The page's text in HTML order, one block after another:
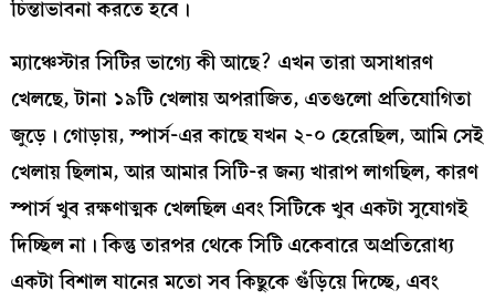
চিন্তাভাবনা করতে হবে।
ম্যাঞ্চেস্টার সিটির ভাগ্যে কী আছে? এখন তারা অসাধারণ
খেলছে, টানা ১৯টি খেলায় অপরাজিত, এতগুলো প্রতিযোগিতা
জুড়ে। গোড়ায়, স্পার্স-এর কাছে যখন ২-০ হেরেছিল, আমি সেই
খেলায় ছিলাম, আর আমার সিটি-র জন্য খারাপ লাগছিল, কারণ
স্পার্স খুব রক্ষণাত্মক খেলছিল এবং সিটিকে খুব একটা সুযোগই
দিচ্ছিল না। কিন্তু তারপর থেকে সিটি একেবারে অপ্রতিরোধ্য
একটা বিশাল যানের মতো সব কিছুকে গুঁড়িয়ে দিচ্ছে, এবং